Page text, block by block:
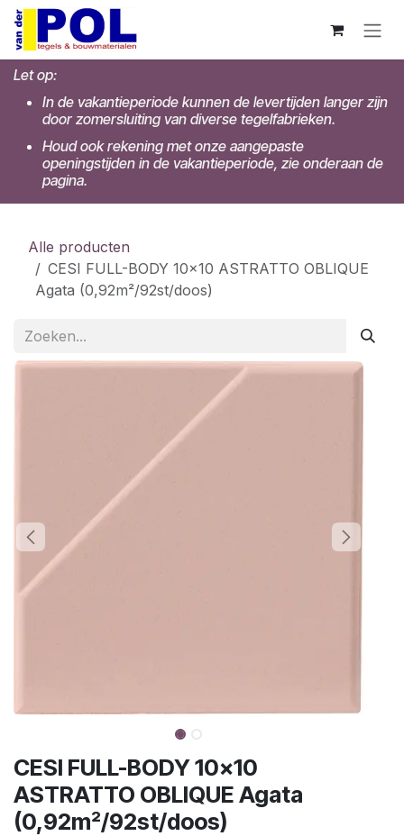
Overslaan naar inhoud
Let op:
In de vakantieperiode kunnen de levertijden langer zijn
door zomersluiting van diverse tegelfabrieken.
Houd ook rekening met onze aangepaste
openingstijden in de vakantieperiode, zie onderaan de
pagina.
Alle producten
CESI FULL-BODY 10x10 ASTRATTO OBLIQUE
Agata (0,92m²/92st/doos)
CESI FULL-BODY 10x10
ASTRATTO OBLIQUE Agata
(0,92m²/92st/doos)